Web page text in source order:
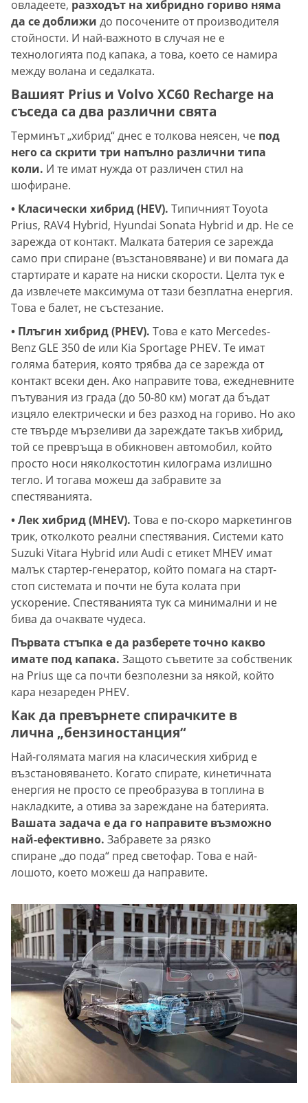
овладеете, разходът на хибридно гориво няма
да се доближи до посочените от производителя
стойности. И най-важното в случая не е
технологията под капака, а това, което се намира
между волана и седалката.
Вашият Prius и Volvo XC60 Recharge на
съседа са два различни свята
Терминът „хибрид“ днес е толкова неясен, че под
него са скрити три напълно различни типа
коли. И те имат нужда от различен стил на
шофиране.
• Класически хибрид (HEV). Типичният Toyota
Prius, RAV4 Hybrid, Hyundai Sonata Hybrid и др. Не се
зарежда от контакт. Малката батерия се зарежда
само при спиране (възстановяване) и ви помага да
стартирате и карате на ниски скорости. Целта тук е
да извлечете максимума от тази безплатна енергия.
Това е балет, не състезание.
• Плъгин хибрид (PHEV). Това е като Mercedes-
Benz GLE 350 de или Kia Sportage PHEV. Те имат
голяма батерия, която трябва да се зарежда от
контакт всеки ден. Ако направите това, ежедневните
пътувания из града (до 50-80 км) могат да бъдат
изцяло електрически и без разход на гориво. Но ако
сте твърде мързеливи да зареждате такъв хибрид,
той се превръща в обикновен автомобил, който
просто носи няколкостотин килограма излишно
тегло. И тогава можеш да забравите за
спестяванията.
• Лек хибрид (MHEV). Това е по-скоро маркетингов
трик, отколкото реални спестявания. Системи като
Suzuki Vitara Hybrid или Audi с етикет MHEV имат
малък стартер-генератор, който помага на старт-
стоп системата и почти не бута колата при
ускорение. Спестяванията тук са минимални и не
бива да очаквате чудеса.
Първата стъпка е да разберете точно какво
имате под капака. Защото съветите за собственик
на Prius ще са почти безполезни за някой, който
кара незареден PHEV.
Как да превърнете спирачките в
лична „бензиностанция“
Най-голямата магия на класическия хибрид е
възстановяването. Когато спирате, кинетичната
енергия не просто се преобразува в топлина в
накладките, а отива за зареждане на батерията.
Вашата задача е да го направите възможно
най-ефективно. Забравете за рязко
спиране „до пода“ пред светофар. Това е най-
лошото, което можеш да направите.